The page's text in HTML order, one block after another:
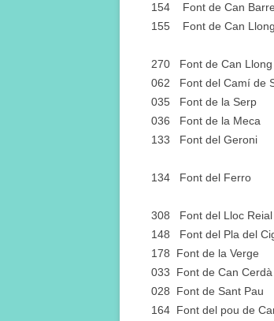
154 Font de Can
155 Font de Can Llong
270 Font de Can Llong
062 Font del Camí de
035 Font de la Serp
036 Font de la Meca
133 Font del Geroni
134 Font del Ferro
308 Font del Lloc Reial
148 Font del Pla del
178 Font de la Verge
033 Font de Can Cerdà
028 Font de Sant Pau
164 Font del pou de